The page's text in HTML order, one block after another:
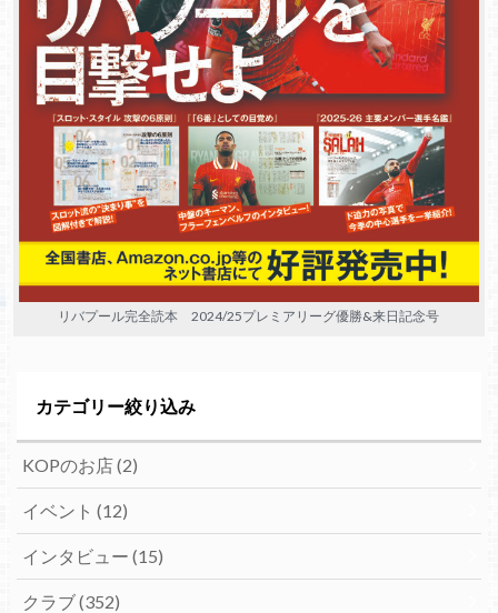
リバプール完全読本 2024/25プレミアリーグ優勝&来日記念号
カテゴリー絞り込み
KOPのお店(2)
イベント (12)
インタビュー (15)
クラブ(352)